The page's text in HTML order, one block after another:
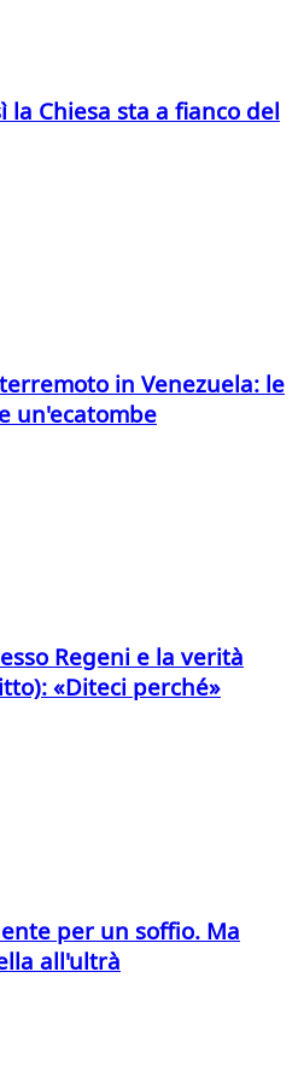
la Chiesa sta a fianco del
in Venezuela: le
un'ecatombe
Regeni e la verità
«Diteci perché»
per un soffio. Ma
all'ultrà